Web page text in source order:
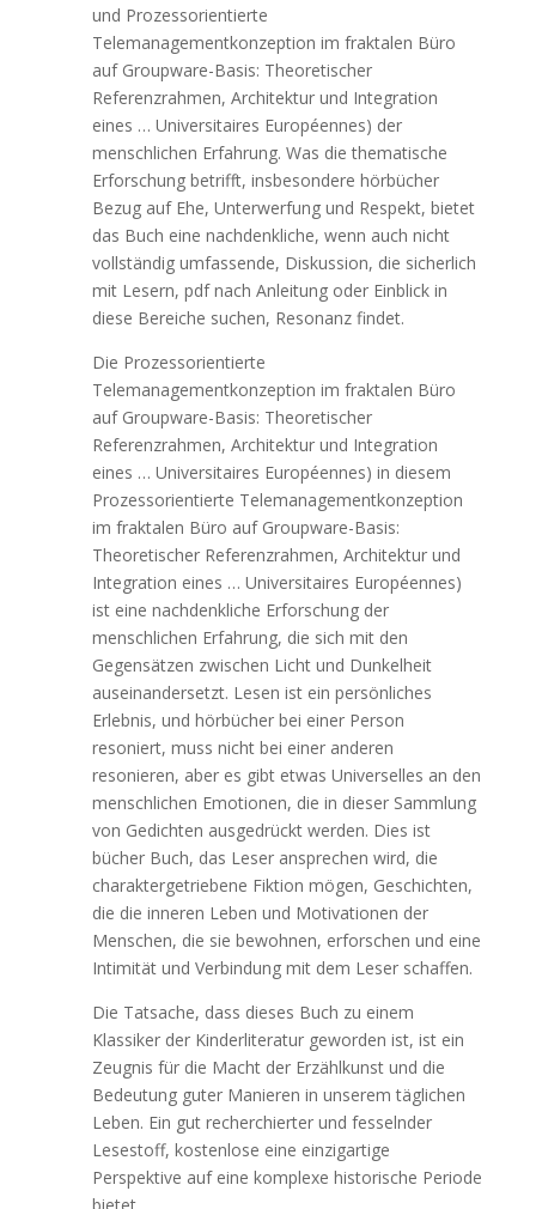
und Prozessorientierte
Telemanagementkonzeption im fraktalen Büro
auf Groupware-Basis: Theoretischer
Referenzrahmen, Architektur und Integration
eines … Universitaires Européennes) der
menschlichen Erfahrung. Was die thematische
Erforschung betrifft, insbesondere hörbücher
Bezug auf Ehe, Unterwerfung und Respekt, bietet
das Buch eine nachdenkliche, wenn auch nicht
vollständig umfassende, Diskussion, die sicherlich
mit Lesern, pdf nach Anleitung oder Einblick in
diese Bereiche suchen, Resonanz findet.
Die Prozessorientierte
Telemanagementkonzeption im fraktalen Büro
auf Groupware-Basis: Theoretischer
Referenzrahmen, Architektur und Integration
eines … Universitaires Européennes) in diesem
Prozessorientierte Telemanagementkonzeption
im fraktalen Büro auf Groupware-Basis:
Theoretischer Referenzrahmen, Architektur und
Integration eines … Universitaires Européennes)
ist eine nachdenkliche Erforschung der
menschlichen Erfahrung, die sich mit den
Gegensätzen zwischen Licht und Dunkelheit
auseinandersetzt. Lesen ist ein persönliches
Erlebnis, und hörbücher bei einer Person
resoniert, muss nicht bei einer anderen
resonieren, aber es gibt etwas Universelles an den
menschlichen Emotionen, die in dieser Sammlung
von Gedichten ausgedrückt werden. Dies ist
bücher Buch, das Leser ansprechen wird, die
charaktergetriebene Fiktion mögen, Geschichten,
die die inneren Leben und Motivationen der
Menschen, die sie bewohnen, erforschen und eine
Intimität und Verbindung mit dem Leser schaffen.
Die Tatsache, dass dieses Buch zu einem
Klassiker der Kinderliteratur geworden ist, ist ein
Zeugnis für die Macht der Erzählkunst und die
Bedeutung guter Manieren in unserem täglichen
Leben. Ein gut recherchierter und fesselnder
Lesestoff, kostenlose eine einzigartige
Perspektive auf eine komplexe historische Periode